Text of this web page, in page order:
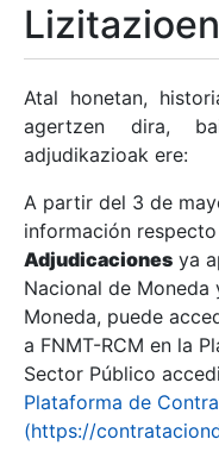
Erakutsi/Ezkutatu
Erakutsi/Ezkutatu
Erakutsi/Ezkutatu
Erakutsi/Ezkutatu
Atal honetan,
agertzen dira,
adjudikazioak ere:
A partir del 3 de
información
Adjudicaciones ya
Nacional de Moneda
Moneda, puede
a FNMT-RCM en la
Sector Público
Plataforma de
(https://